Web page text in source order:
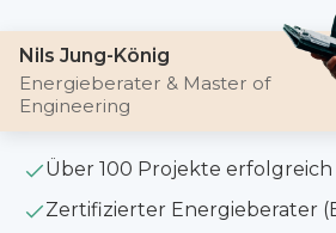
Nils Jung-König
Energieberater & Master of
Engineering
Über 100 Projekte
Zertifizierter Energieberater